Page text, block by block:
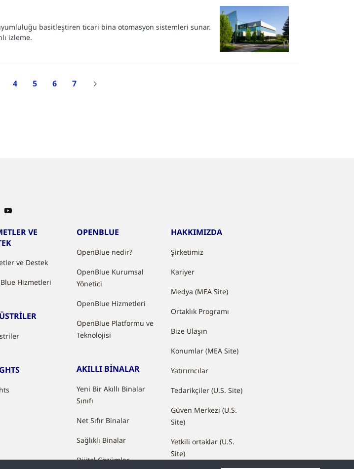
basitleştiren ticari bina otomasyon sistemleri sunar.
izleme.
4 5 6 7
VE
ve Destek
Hizmetleri
OPENBLUE
OpenBlue nedir?
OpenBlue Kurumsal
Yönetici
OpenBlue Hizmetleri
OpenBlue Platformu ve
Teknolojisi
AKILLI BİNALAR
Yeni Bir Akıllı Binalar
Sınıfı
Net Sıfır Binalar
Sağlıklı Binalar
Dijital Çözümler
HAKKIMIZDA
Şirketimiz
Kariyer
Medya (MEA Site)
Ortaklık Programı
Bize Ulaşın
Konumlar (MEA Site)
Yatırımcılar
Tedarikçiler (U.S. Site)
Güven Merkezi (U.S.
Site)
Yetkili ortaklar (U.S.
Site)